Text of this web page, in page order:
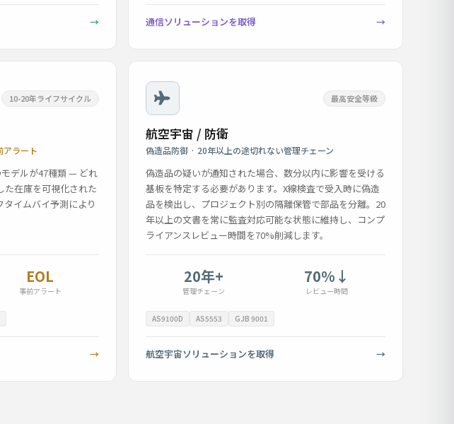
→ 通信ソリューションを取得 →
10-20年ライフサイクル
アラート
デルが47種類 — どれ
た在庫を可視化された
イムバイ予測により
EOL
事前アラート
→
最高安全等級
航空宇宙 / 防衛
偽造品防御 · 20年以上の途切れない管理チェーン
偽造品の疑いが通知された場合、数分以内に影響を受ける
基板を特定する必要があります。X線検査で受入時に偽造
品を検出し、プロジェクト別の隔離保管で部品を分離。20
年以上の文書を常に監査対応可能な状態に維持し、コンプ
ライアンスレビュー時間を70%削減します。
20年+
管理チェーン
70%↓
レビュー時間
AS9100D AS5553 GJB 9001
航空宇宙ソリューションを取得 →